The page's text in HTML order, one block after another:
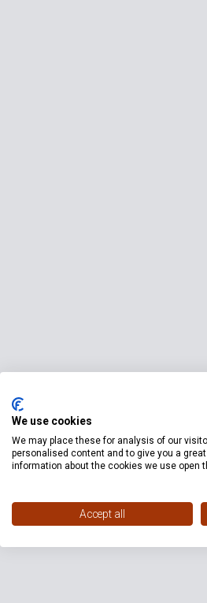
We use cookies
We may place these for analysis of our
personalised content and to give you a
information about the cookies we use open
Accept all